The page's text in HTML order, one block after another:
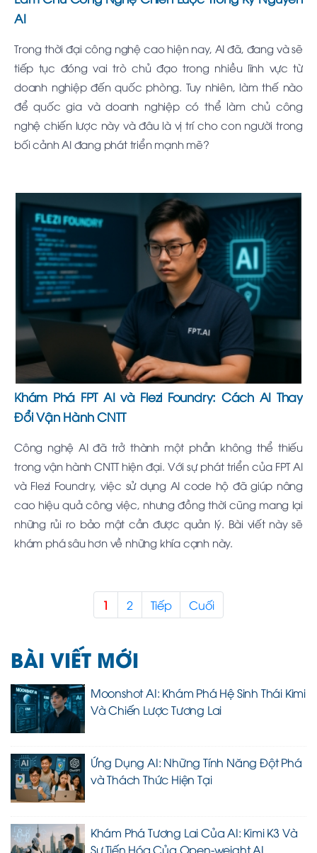
AI
Trong thời đại công nghệ cao hiện nay, AI đã, đang và sẽ
tiếp tục đóng vai trò chủ đạo trong nhiều lĩnh vực từ
doanh nghiệp đến quốc phòng. Tuy nhiên, làm thế nào
để quốc gia và doanh nghiệp có thể làm chủ công
nghệ chiến lược này và đâu là vị trí cho con người trong
bối cảnh AI đang phát triển mạnh mẽ?
Khám Phá FPT AI và Flezi Foundry: Cách AI Thay
Đổi Vận Hành CNTT
Công nghệ AI đã trở thành một phần không thể thiếu
trong vận hành CNTT hiện đại. Với sự phát triển của FPT AI
và Flezi Foundry, việc sử dụng AI code hộ đã giúp nâng
cao hiệu quả công việc, nhưng đồng thời cũng mang lại
những rủi ro bảo mật cần được quản lý. Bài viết này sẽ
khám phá sâu hơn về những khía cạnh này.
1 2 Tiếp Cuối
BÀI VIẾT MỚI
Moonshot AI: Khám Phá Hệ Sinh Thái Kimi
Và Chiến Lược Tương Lai
Ứng Dụng AI: Những Tính Năng Đột Phá
và Thách Thức Hiện Tại
Khám Phá Tương Lai Của AI: Kimi K3 Và
Sự Tiến Hóa Của Open-weight AI